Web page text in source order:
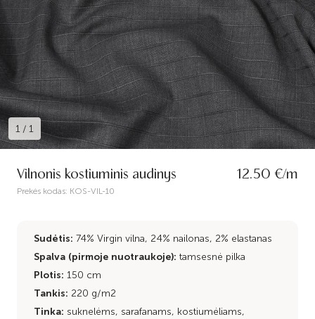
1 / 1
Vilnonis kostiuminis audinys
Prekės kodas: KOS-VIL-10
12.50 €/m
Sudėtis: 74% Virgin vilna, 24% nailonas, 2% elastanas
Spalva (pirmoje nuotraukoje): tamsesnė pilka
Plotis: 150 cm
Tankis: 220 g/m2
Tinka: suknelėms, sarafanams, kostiumėliams,